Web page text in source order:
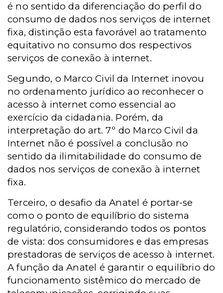
é no sentido da diferenciação do perfil do
consumo de dados nos serviços de internet
fixa, distinção esta favorável ao tratamento
equitativo no consumo dos respectivos
serviços de conexão à internet.
Segundo, o Marco Civil da Internet inovou
no ordenamento jurídico ao reconhecer o
acesso à internet como essencial ao
exercício da cidadania. Porém, da
interpretação do art. 7º do Marco Civil da
Internet não é possível a conclusão no
sentido da ilimitabilidade do consumo de
dados nos serviços de conexão à internet
fixa.
Terceiro, o desafio da Anatel é portar-se
como o ponto de equilíbrio do sistema
regulatório, considerando todos os pontos
de vista: dos consumidores e das empresas
prestadoras de serviços de acesso à internet.
A função da Anatel é garantir o equilíbrio do
funcionamento sistêmico do mercado de